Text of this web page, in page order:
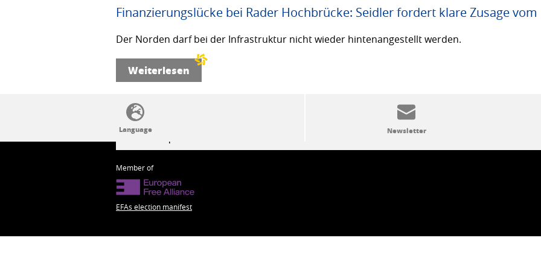
Finanzierungslücke bei Rader Hochbrücke: Seidler fordert klare Zusage
Der Norden darf bei der Infrastruktur nicht wieder hintenangestellt werden.
Weiterlesen
SSW politics from A to Z
Member of
EFAs election manifest